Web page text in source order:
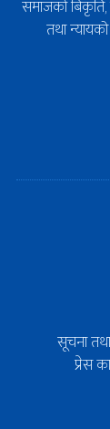
समाजको बिकृति,
तथा
सूचना
प्रेस